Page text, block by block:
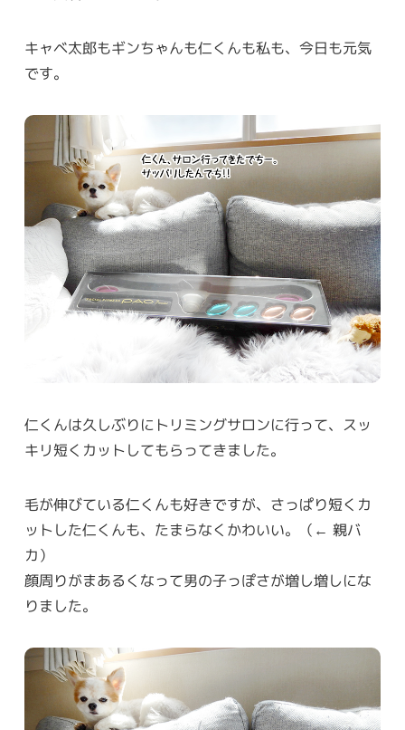
キャベ太郎もギンちゃんも仁くんも私も、今日も元気
です。
仁くんは久しぶりにトリミングサロンに行って、スッ
キリ短くカットしてもらってきました。
毛が伸びている仁くんも好きですが、さっぱり短くカ
ットした仁くんも、たまらなくかわいい。（← 親バ
カ）
顔周りがまあるくなって男の子っぽさが増し増しにな
りました。